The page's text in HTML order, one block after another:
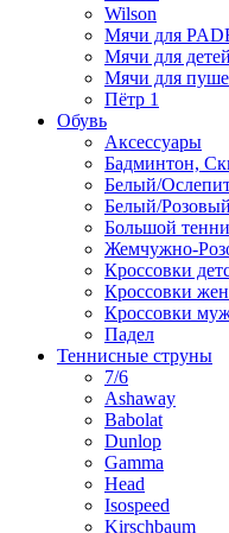
Wilson
Мячи для
Мячи для детей
Мячи для
Пётр 1
Обувь
Аксессуары
Бадминтон,
Белый/
Белый/
Большой
Жемчужно-
Кроссовки
Кроссовки
Кроссовки
Падел
Теннисные струны
7/6
Ashaway
Babolat
Dunlop
Gamma
Head
Isospeed
Kirschbaum